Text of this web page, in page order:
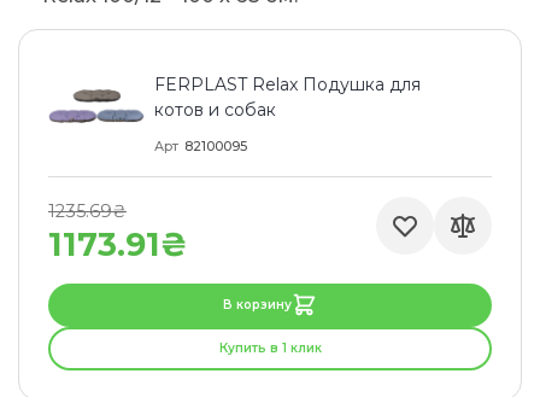
FERPLAST Relax Подушка для
котов и собак
Арт 82100095
1173.91₴
1235.69₴
В корзину
Купить в 1 клик